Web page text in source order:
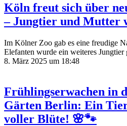
Köln freut sich über
– Jungtier und Mutter
Im Kölner Zoo gab es eine freudige
Elefanten wurde ein weiteres Jungtier
8. März 2025 um 18:48
Frühlingserwachen in
Gärten Berlin: Ein
voller Blüte! 🌸🐾